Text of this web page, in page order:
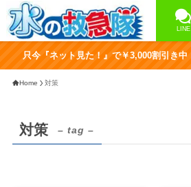
LINE
只今『ネット見た！』で￥3,000割引き中
Home 対策
対策 – tag –